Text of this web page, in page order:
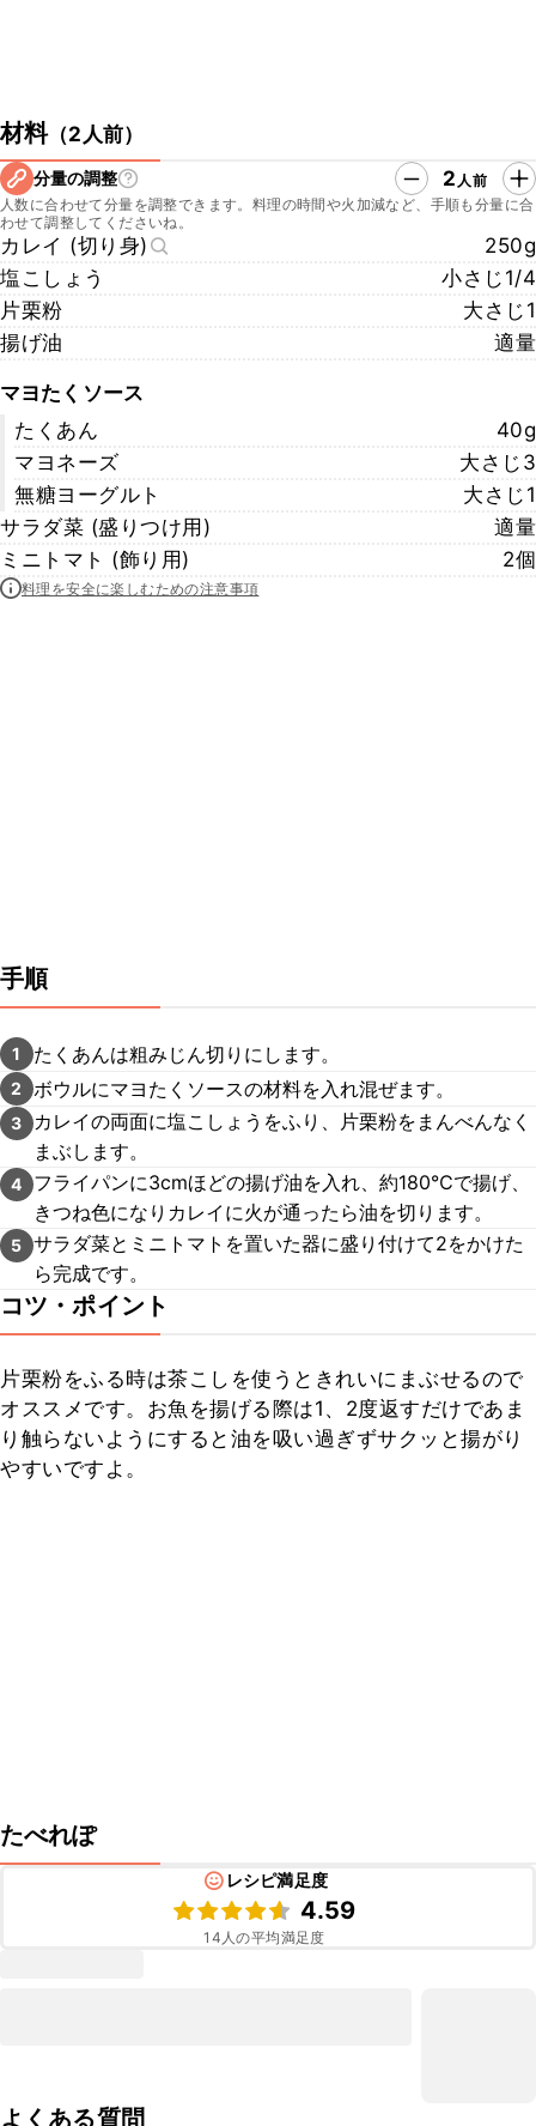
材料（2人前）
分量の調整 2 人前
人数に合わせて分量を調整できます。料理の時間や火加減など、手順も分量に合
わせて調整してくださいね。
カレイ (切り身)
250g
塩こしょう
小さじ1/4
片栗粉
大さじ1
揚げ油
適量
マヨたくソース
たくあん
40g
マヨネーズ
大さじ3
無糖ヨーグルト
大さじ1
サラダ菜 (盛りつけ用)
適量
ミニトマト (飾り用)
2個
料理を安全に楽しむための注意事項
手順
1 たくあんは粗みじん切りにします。
2 ボウルにマヨたくソースの材料を入れ混ぜます。
3
カレイの両面に塩こしょうをふり、片栗粉をまんべんなく
まぶします。
4
フライパンに3cmほどの揚げ油を入れ、約180℃で揚げ、
きつね色になりカレイに火が通ったら油を切ります。
5 サラダ菜とミニトマトを置いた器に盛り付けて2をかけた
ら完成です。
コツ・ポイント
片栗粉をふる時は茶こしを使うときれいにまぶせるので
オススメです。お魚を揚げる際は1、2度返すだけであま
り触らないようにすると油を吸い過ぎずサクッと揚がり
やすいですよ。
たべれぽ
レシピ満足度
4.59
14 人の平均満足度
よくある質問